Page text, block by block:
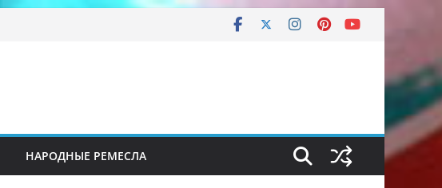
НАРОДНЫЕ РЕМЕСЛА